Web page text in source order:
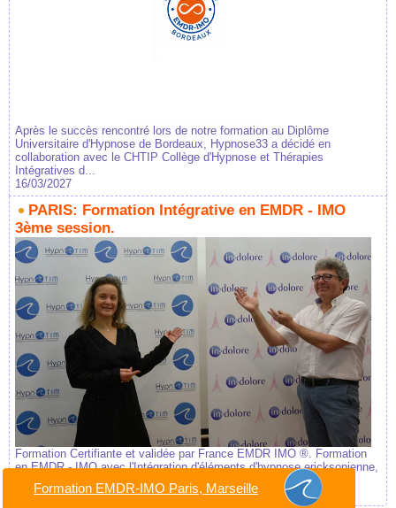
Après le succès rencontré lors de notre formation au Diplôme
Universitaire d'Hypnose de Bordeaux, Hypnose33 a décidé en
collaboration avec le CHTIP Collège d'Hypnose et Thérapies
Intégratives d...
16/03/2027
PARIS: Formation Intégrative en EMDR - IMO
3ème session.
Formation Certifiante et validée par France EMDR IMO ®. Formation
en EMDR - IMO avec l'Intégration d'éléments d'hypnose ericksonienne,
de thérapie brève orientée solutio...
01/04/2027
Formation EMDR-IMO Paris, Marseille